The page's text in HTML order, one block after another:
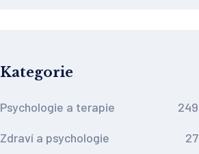
Kategorie
Psychologie a terapie 249
Zdraví a psychologie 27